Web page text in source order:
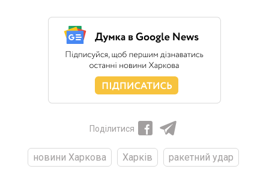
Поділитися
новини Харкова Харків
ракетний удар